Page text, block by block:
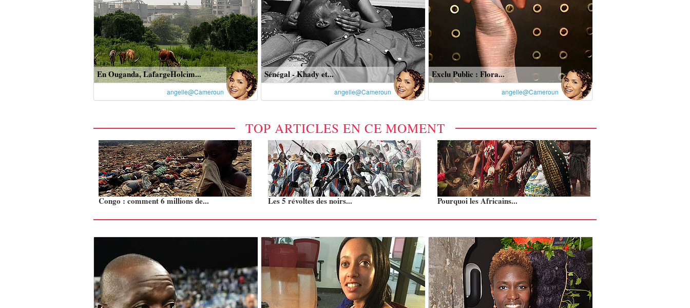
En Ouganda, LafargeHolcim...
angelle@Cameroun
Sénégal - Khady et...
angelle@Cameroun
Exclu Public : Flora...
angelle@Cameroun
TOP ARTICLES EN CE MOMENT
Congo : comment 6 millions de... Les 5 révoltes des noirs... Pourquoi les Africains...